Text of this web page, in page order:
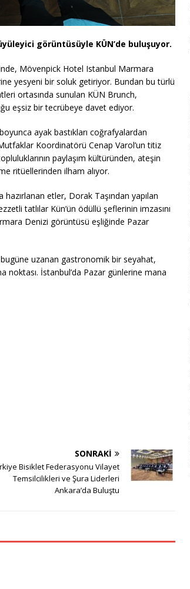
görüntüsüyle KÜN’de buluşuyor.
Mövenpick Hotel Istanbul Marmara
yesyeni bir soluk getiriyor. Bundan bu türlü
ortasında sunulan KÜN Brunch,
eşsiz bir tecrübeye davet ediyor.
ayak bastıkları coğrafyalardan
Koordinatörü Cenap Varol’un titiz
paylaşım kültüründen, ateşin
ritüellerinden ilham alıyor.
etler, Dorak Taşından yapılan
tatlılar Kün’ün ödüllü şeflerinin imzasını
Denizi görüntüsü eşliğinde Pazar
uzanan gastronomik bir seyahat,
noktası. İstanbul’da Pazar günlerine mana
SONRAKI
Bisiklet Federasyonu Vilayet
Temsilcilikleri ve Şura Liderleri
Ankara’da Buluştu